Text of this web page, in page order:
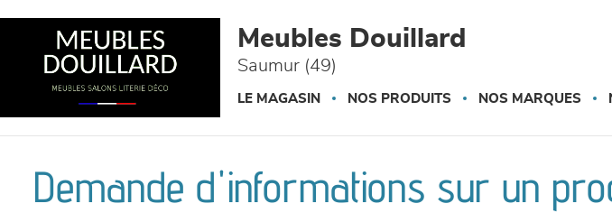
Meubles Douillard
Saumur (49)
LE MAGASIN NOS PRODUITS NOS MARQUES
Demande d'informations sur un